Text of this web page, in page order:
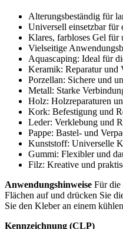
Alterungsbeständig für
Universell einsetzbar
Klares, farbloses Gel für
Vielseitige
Aquascaping: Ideal für
Keramik: Reparatur und
Porzellan: Sichere und
Metall: Starke
Holz: Holzreparaturen
Kork: Befestigung und
Leder: Verklebung und
Pappe: Bastel- und
Kunststoff: Universelle
Gummi: Flexibler und
Filz: Kreative und
Anwendungshinweise Für die
Flächen auf und drücken Sie
Sie den Kleber an einem
Kennzeichnung (CLP)